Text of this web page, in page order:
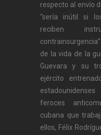
respecto al envío
“sería inútil si
reciben
de la vida de la
Guevara y su
ejército
feroces
cubana que
ellos, Félix